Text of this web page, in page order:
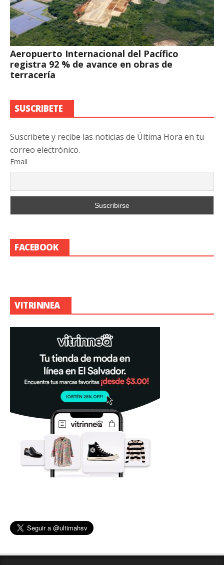
Aeropuerto Internacional del Pacífico
registra 92 % de avance en obras de
terracería
SUSCRIBETE
Suscribete y recibe las noticias de Última Hora en tu
correo electrónico.
Email
FACEBOOK
VITRINNEA